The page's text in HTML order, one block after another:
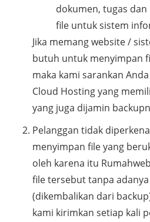
dokumen, tugas
file untuk sistem
Jika memang website /
butuh untuk menyimpan
maka kami sarankan
Cloud Hosting yang
yang juga dijamin
Pelanggan tidak
menyimpan file yang
oleh karena itu
file tersebut tanpa
(dikembalikan dari
kami kirimkan setiap kali